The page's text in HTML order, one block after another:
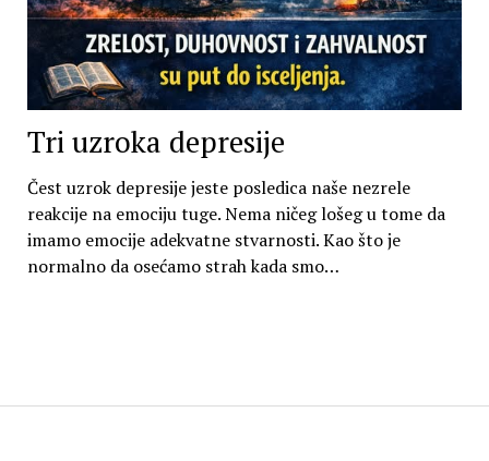
Tri uzroka depresije
Čest uzrok depresije jeste posledica naše nezrele
reakcije na emociju tuge. Nema ničeg lošeg u tome da
imamo emocije adekvatne stvarnosti. Kao što je
normalno da osećamo strah kada smo…